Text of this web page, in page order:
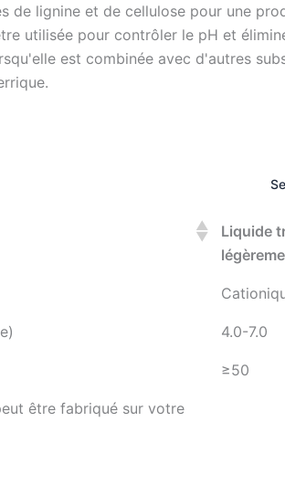
de lignine et de cellulose pour une
utilisée pour contrôler le pH et
est combinée avec d'autres
Liquide
4.0-7.0
≥50
être fabriqué sur votre